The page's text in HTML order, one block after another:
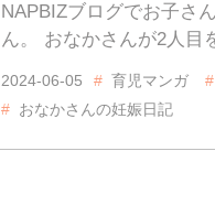
NAPBIZブログでお子さ
ん。 おなかさんが2人
2024-06-05 育児マンガ
おなかさんの妊娠日記